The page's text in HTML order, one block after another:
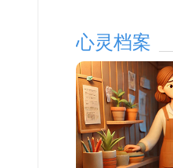
心灵档案